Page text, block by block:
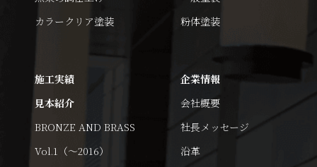
カラークリア塗装
粉体塗装
施工実績
見本紹介
BRONZE AND BRASS
Vol.1（～2016）
企業情報
会社概要
社長メッセージ
沿革